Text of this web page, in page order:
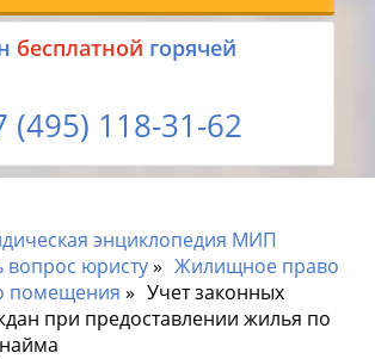
бесплатной горячей
(495) 118-31-62
энциклопедия МИП
вопрос юристу
Жилищное право
помещения
Учет законных
при предоставлении жилья по